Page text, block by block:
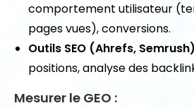
comportement utilisateur
pages vues), conversions.
Outils SEO (Ahrefs,
positions, analyse des
Mesurer le GEO :